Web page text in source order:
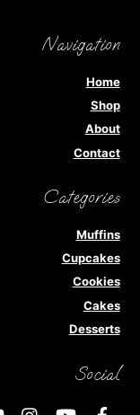
Navigation
Home
Shop
About
Contact
Categories
Muffins
Cupcakes
Cookies
Cakes
Desserts
Social